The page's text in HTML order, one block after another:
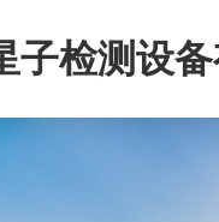
子检测设